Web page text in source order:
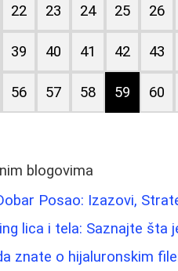
22 23 24 25 26
39 40 41 42 43
56 57 58 59 60
blogovima
Posao: Izazovi,
lica i tela: Saznajte šta
znate o hijaluronskim